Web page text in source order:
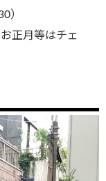
）
正月等はチェ